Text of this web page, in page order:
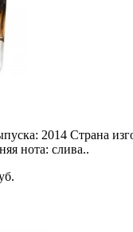
2014 Страна
нота: слива..